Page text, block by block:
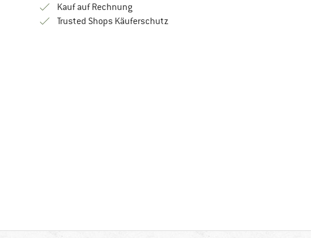
Kauf auf RechnungFinde die Zahlungs-Infos hier! Öffnet sich in
Trusted Shops KäuferschutzFinde alle Infos hier!